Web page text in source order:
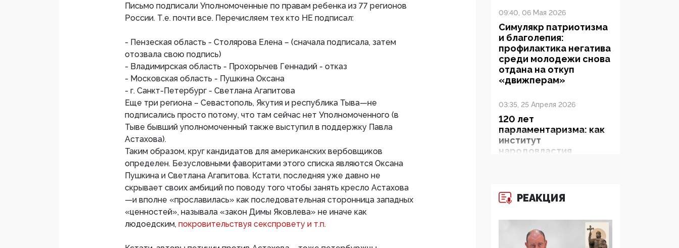
Письмо подписали Уполномоченные по правам ребенка из 77 регионов
России. Т.е. почти все. Перечисляем тех кто НЕ подписал:
- Пензеская область - Столярова Елена – (сначала подписала, затем
отозвала свою подпись)
- Владимирская область - Прохорычев Геннадий - отказ
- Московская область - Пушкина Оксана
- г. Санкт-Петербург - Светлана Агапитова
Еще три региона – Севастополь, Якутия и республика Тыва—не
подписались просто потому, что там сейчас нет Уполномоченного (в
Тыве бывший уполномоченный также выступил в поддержку Павла
Астахова).
Таким образом, круг кандидатов для американских вербовщиков
определен. Безусловными фаворитами этого списка являются Оксана
Пушкина и Светлана Агапитова. Кстати, последняя уже давно не
скрывает своих амбиций по поводу того чтобы занять кресло Астахова
—и вполне «прославилась» как последовательная сторонница западных
«ценностей», называла «закон Димы Яковлева» не иначе как
людоедским, покровительствуя секспровету и т.п.
09:40, 06 Мая 2026
Симулякр патриотизма
и благолепия:
профилактика негатива
среди молодежи снова
отдана на откуп
«движперам»
03:35, 25 Апреля 2026
120 лет
парламентаризма: как
институт
народовластия
06:29, 15 Апреля 2026
Социальный фонд
России – пионер
жесткого внедрения
РЕАКЦИЯ